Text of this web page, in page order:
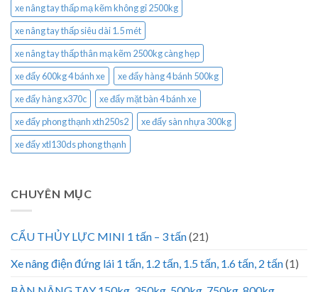
xe nâng tay thấp mạ kẽm không gỉ 2500kg
xe nâng tay thấp siêu dài 1.5 mét
xe nâng tay thấp thân mạ kẽm 2500kg càng hẹp
xe đẩy 600kg 4 bánh xe
xe đẩy hàng 4 bánh 500kg
xe đẩy hàng x370c
xe đẩy mặt bàn 4 bánh xe
xe đẩy phong thạnh xth250s2
xe đẩy sàn nhựa 300kg
xe đẩy xtl130ds phong thạnh
CHUYÊN MỤC
CẨU THỦY LỰC MINI 1 tấn – 3 tấn(21)
Xe nâng điện đứng lái 1 tấn, 1.2 tấn, 1.5 tấn, 1.6 tấn, 2 tấn(1)